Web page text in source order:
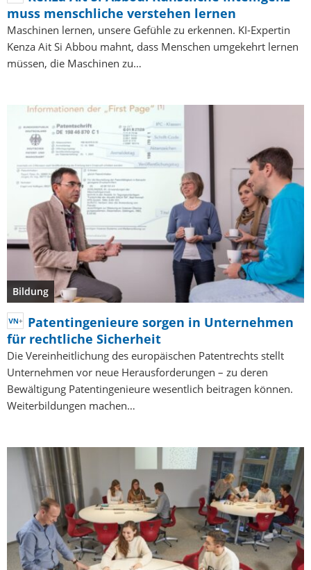
muss menschliche verstehen lernen
Maschinen lernen, unsere Gefühle zu erkennen. KI-Expertin
Kenza Ait Si Abbou mahnt, dass Menschen umgekehrt lernen
müssen, die Maschinen zu…
Bildung
Patentingenieure sorgen in Unternehmen
für rechtliche Sicherheit
Die Vereinheitlichung des europäischen Patentrechts stellt
Unternehmen vor neue Herausforderungen – zu deren
Bewältigung Patentingenieure wesentlich beitragen können.
Weiterbildungen machen…